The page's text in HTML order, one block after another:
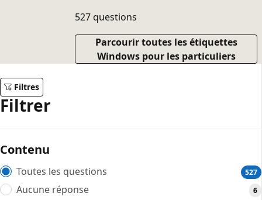
527 questions
Parcourir toutes les étiquettes
Windows pour les particuliers
Filtres
Filtrer
Contenu
Toutes les questions 527
Aucune réponse 6